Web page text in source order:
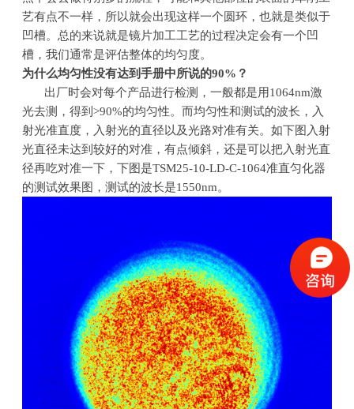
艺有点不一样，所以就会出现这样一个圆环，也就是类似于
凹槽。总的来说就是镜片加工工艺的过程决定会有一个凹
槽，我们通常是评估整体的均匀度。
为什么均匀性没有达到手册中所说的90% ？
出厂时会对每个产品进行检测，一般都是用1064nm激
光去测，得到>90%的均匀性。而均匀性和测试的波长，入
射光准直度，入射光的直径以及光路对准有关。如下图入射
光直径未达到较好的对准，有点倾斜，还是可以把入射光直
径再吃对准一下，下图是TSM25-10-LD-C-1064准直匀化器
的测试效果图，测试的波长是1550nm。